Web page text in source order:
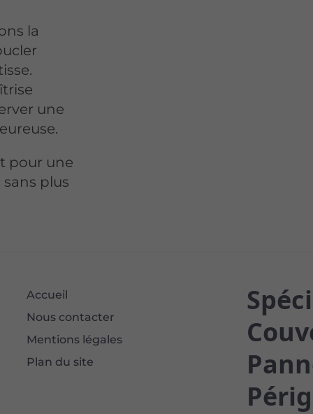
la
une
pour une
plus
Accueil
Nous contacter
Mentions légales
Plan du site